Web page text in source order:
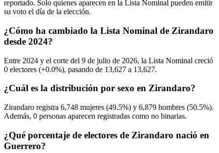
reportado. Solo quienes aparecen en la Lista Nominal pueden emitir
su voto el día de la elección.
¿Cómo ha cambiado la Lista Nominal de Zirandaro
desde 2024?
Entre 2024 y el corte del 9 de julio de 2026, la Lista Nominal creció
0 electores (+0.0%), pasando de 13,627 a 13,627.
¿Cuál es la distribución por sexo en Zirandaro?
Zirandaro registra 6,748 mujeres (49.5%) y 6,879 hombres (50.5%).
Además, 0 personas aparecen registradas como no binarias.
¿Qué porcentaje de electores de Zirandaro nació en
Guerrero?